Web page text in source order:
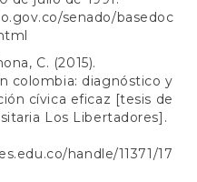
senado/basedoc
C. (2015).
colombia: diagnóstico y
cívica eficaz [tesis de
Los Libertadores].
handle/11371/17